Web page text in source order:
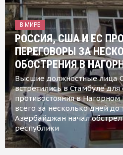
В МИРЕ
РОССИЯ, США И ЕС
ПЕРЕГОВОРЫ ЗА
ОБОСТРЕНИЯ В
Высшие должностные лица
встретились в Стамбуле
противостояния в
всего за несколько дней до
Азербайджан начал
республики